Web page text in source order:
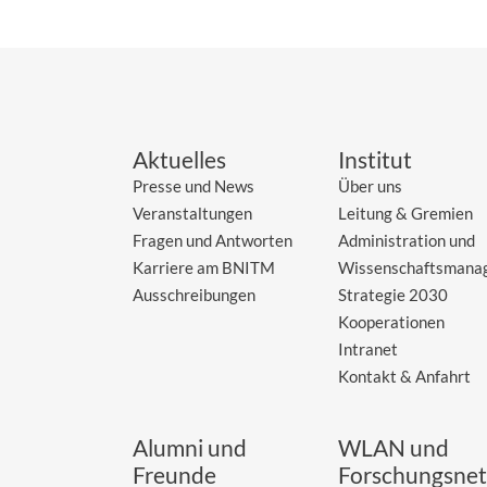
Aktuelles
Presse und News
Veranstaltungen
Fragen und Antworten
Karriere am BNITM
Ausschreibungen
Institut
Über uns
Leitung & Gremien
Administration und
Strategie 2030
Kooperationen
Intranet
Kontakt & Anfahrt
Alumni und
Freunde
WLAN und